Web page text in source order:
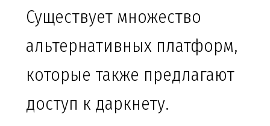
Существует множество
альтернативных платформ,
которые также предлагают
доступ к даркнету.